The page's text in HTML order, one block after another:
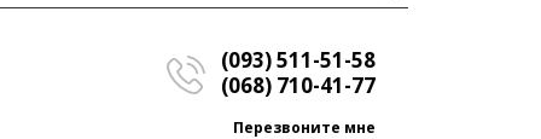
(093) 511-51-58
(068) 710-41-77
Перезвоните мне